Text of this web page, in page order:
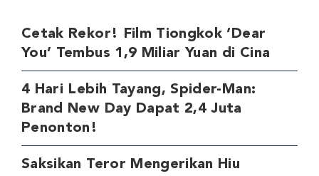
Cetak Rekor! Film Tiongkok ‘Dear
You’ Tembus 1,9 Miliar Yuan di Cina
4 Hari Lebih Tayang, Spider-Man:
Brand New Day Dapat 2,4 Juta
Penonton!
Saksikan Teror Mengerikan Hiu